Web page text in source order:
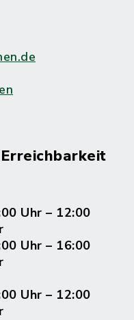
Uhr – 12:00
Uhr – 16:00
Uhr – 12:00